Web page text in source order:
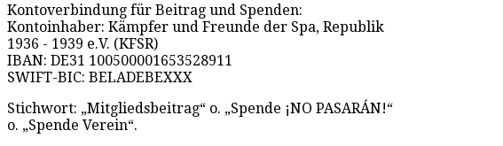
Kontoverbindung für Beitrag und Spenden:
Kontoinhaber: Kämpfer und Freunde der Spa, Republik
1936 - 1939 e.V. (KFSR)
IBAN: DE31 100500001653528911
SWIFT-BIC: BELADEBEXXX
Stichwort: „Mitgliedsbeitrag“ o. „Spende ¡NO PASARÁN!“
o. „Spende Verein“.